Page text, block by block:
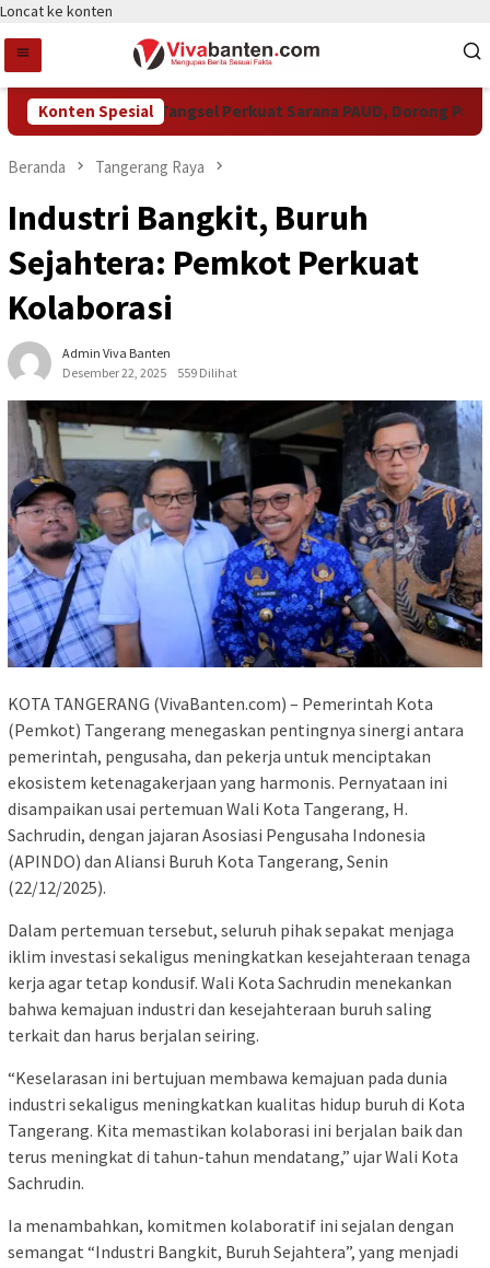
Loncat ke konten
Konten Spesial
Pemkot Tangsel Perkuat Sarana PAUD, Dorong
Beranda Tangerang Raya
Industri Bangkit, Buruh
Sejahtera: Pemkot Perkuat
Kolaborasi
Admin Viva Banten
Desember 22, 2025
559 Dilihat
KOTA TANGERANG (VivaBanten.com) – Pemerintah Kota
(Pemkot) Tangerang menegaskan pentingnya sinergi antara
pemerintah, pengusaha, dan pekerja untuk menciptakan
ekosistem ketenagakerjaan yang harmonis. Pernyataan ini
disampaikan usai pertemuan Wali Kota Tangerang, H.
Sachrudin, dengan jajaran Asosiasi Pengusaha Indonesia
(APINDO) dan Aliansi Buruh Kota Tangerang, Senin
(22/12/2025).
Dalam pertemuan tersebut, seluruh pihak sepakat menjaga
iklim investasi sekaligus meningkatkan kesejahteraan tenaga
kerja agar tetap kondusif. Wali Kota Sachrudin menekankan
bahwa kemajuan industri dan kesejahteraan buruh saling
terkait dan harus berjalan seiring.
“Keselarasan ini bertujuan membawa kemajuan pada dunia
industri sekaligus meningkatkan kualitas hidup buruh di Kota
Tangerang. Kita memastikan kolaborasi ini berjalan baik dan
terus meningkat di tahun-tahun mendatang,” ujar Wali Kota
Sachrudin.
Ia menambahkan, komitmen kolaboratif ini sejalan dengan
semangat “Industri Bangkit, Buruh Sejahtera”, yang menjadi